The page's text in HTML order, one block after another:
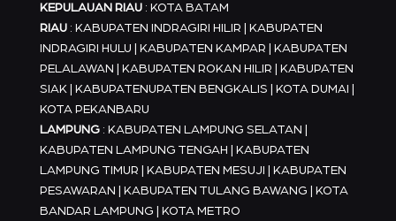
KEPULAUAN RIAU: KOTA BATAM
RIAU: KABUPATEN INDRAGIRI HILIR | KABUPATEN
INDRAGIRI HULU | KABUPATEN KAMPAR | KABUPATEN
PELALAWAN | KABUPATEN ROKAN HILIR | KABUPATEN
SIAK | KABUPATENUPATEN BENGKALIS | KOTA DUMAI |
KOTA PEKANBARU
LAMPUNG: KABUPATEN LAMPUNG SELATAN |
KABUPATEN LAMPUNG TENGAH | KABUPATEN
LAMPUNG TIMUR | KABUPATEN MESUJI | KABUPATEN
PESAWARAN | KABUPATEN TULANG BAWANG | KOTA
BANDAR LAMPUNG | KOTA METRO